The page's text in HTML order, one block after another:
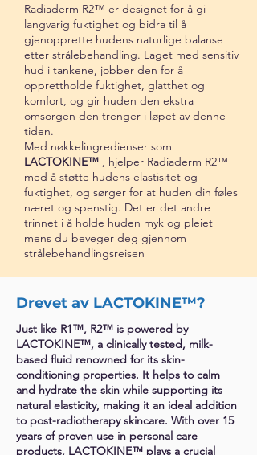
Radiaderm R2™ er designet for å gi
langvarig fuktighet og bidra til å
gjenopprette hudens naturlige balanse
etter strålebehandling. Laget med sensitiv
hud i tankene, jobber den for å
opprettholde fuktighet, glatthet og
komfort, og gir huden den ekstra
omsorgen den trenger i løpet av denne
tiden.
Med nøkkelingredienser som
LACTOKINE™ , hjelper Radiaderm R2™
med å støtte hudens elastisitet og
fuktighet, og sørger for at huden din føles
næret og spenstig. Det er det andre
trinnet i å holde huden myk og pleiet
mens du beveger deg gjennom
strålebehandlingsreisen
Drevet av LACTOKINE™?
Just like R1™, R2™ is powered by
LACTOKINE™, a clinically tested, milk-
based fluid renowned for its skin-
conditioning properties. It helps to calm
and hydrate the skin while supporting its
natural elasticity, making it an ideal addition
to post-radiotherapy skincare. With over 15
years of proven use in personal care
products, LACTOKINE™ plays a crucial